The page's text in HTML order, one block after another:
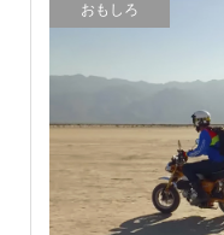
おもしろ